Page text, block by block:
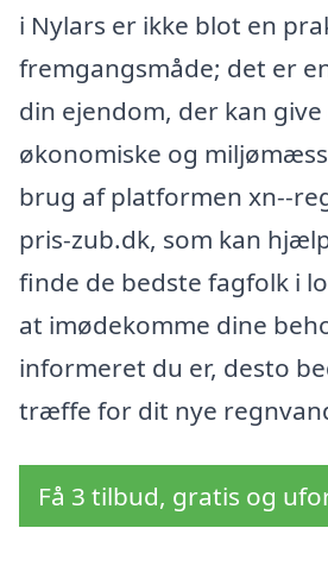
i Nylars er ikke blot en
fremgangsmåde; det er
din ejendom, der kan
økonomiske og
brug af platformen xn--
pris-zub.dk, som kan
finde de bedste fagfolk i
at imødekomme dine
informeret du er, desto
træffe for dit nye
Få 3 tilbud, gratis og